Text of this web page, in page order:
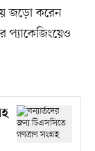
জড়ো করেন
প্যাকেজিংয়েও